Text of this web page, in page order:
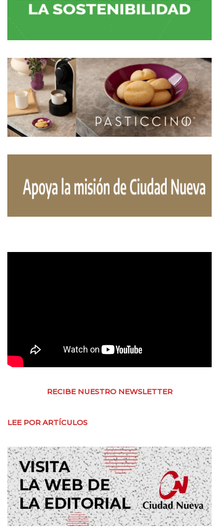
RECIBE NUESTRO NEWSLETTER
LEE POR ARTÍCULOS